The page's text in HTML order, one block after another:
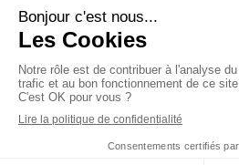
Conditions
Charte
Ordre national
Annuaires chirurgiens